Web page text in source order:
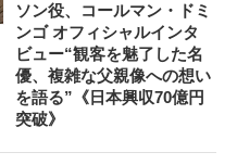
ソン役、コールマン・ドミ
ンゴ オフィシャルインタ
ビュー“観客を魅了した名
優、複雑な父親像への想い
を語る”《日本興収70億円
突破》